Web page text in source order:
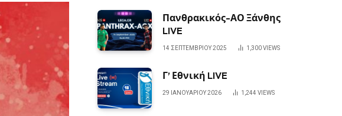
Πανθρακικός-ΑΟ Ξάνθης
LIVE
14 ΣΕΠΤΕΜΒΡΊΟΥ 2025 1,300VIEWS
Γ’ Εθνική LIVE
29 ΙΑΝΟΥΑΡΊΟΥ 2026 1,244 VIEWS